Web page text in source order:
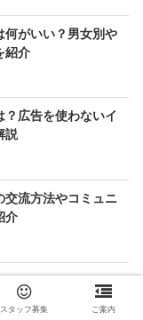
何がいい？男女別や
紹介
広告を使わないイ
説
交流方法やコミュニ
介
スタッフ募集 ご案内